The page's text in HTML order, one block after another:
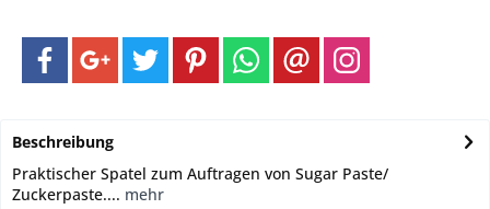
Beschreibung
Praktischer Spatel zum Auftragen von Sugar Paste/
Zuckerpaste.... mehr